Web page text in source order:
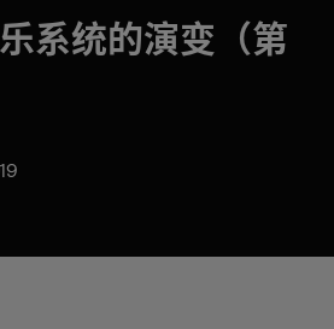
系统的演变（第